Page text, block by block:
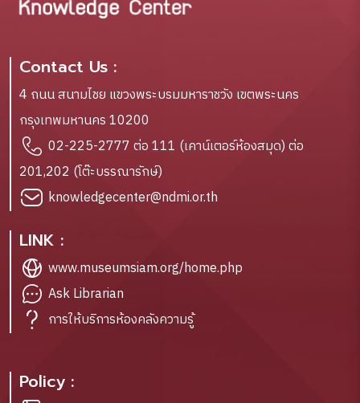
Contact Us :
4 ถนน สนามไชย แขวงพระบรมมหาราชวัง เขตพระนคร
กรุงเทพมหานคร 10200
02-225-2777 ต่อ 111 (เคาน์เตอร์ห้องสมุด) ต่อ
201,202 (โต๊ะบรรณารักษ์)
knowledgecenter@ndmi.or.th
LINK :
www.museumsiam.org/home.php
Ask Librarian
การให้บริการห้องคลังความรู้
Policy :